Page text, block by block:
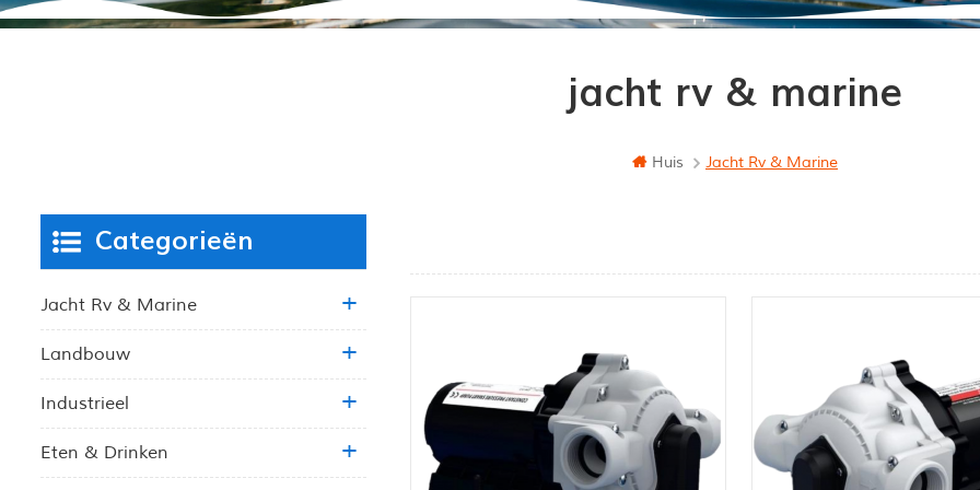
jacht rv & marine
Huis Jacht Rv & Marine
Categorieën
Jacht Rv & Marine
Landbouw
Industrieel
Eten & Drinken